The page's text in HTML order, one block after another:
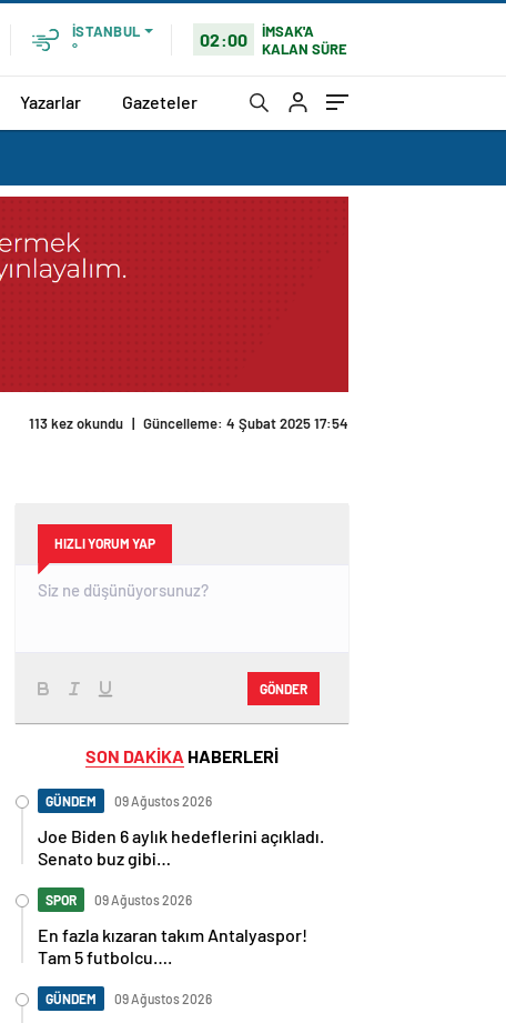
İSTANBUL
°
02:00
İMSAK'A
KALAN SÜRE
Yazarlar Gazeteler
113 kez okundu | Güncelleme: 4 Şubat 2025 17:54
HIZLI YORUM YAP
GÖNDER
SON DAKİKA HABERLERİ
GÜNDEM 09 Ağustos 2026
Joe Biden 6 aylık hedeflerini açıkladı.
Senato buz gibi…
SPOR 09 Ağustos 2026
En fazla kızaran takım Antalyaspor!
Tam 5 futbolcu….
GÜNDEM 09 Ağustos 2026